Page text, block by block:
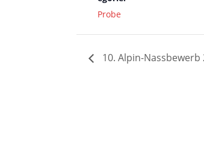
Probe
10. Alpin-Nassbewerb